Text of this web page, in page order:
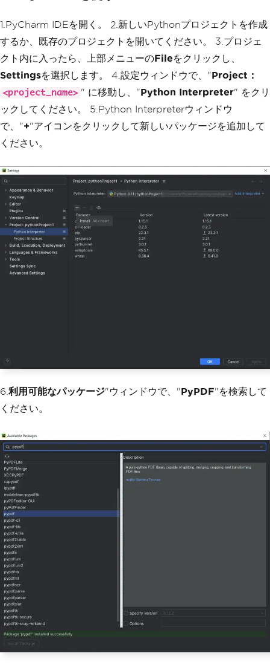
1.PyCharm IDEを開く。 2.新しいPythonプロジェクトを作成
するか、既存のプロジェクトを開いてください。 3.プロジェ
クト内に入ったら、上部メニューのFileをクリックし、
Settingsを選択します。 4.設定ウィンドウで、"Project：
<project_name> " に移動し、"Python Interpreter" をクリ
ックしてください。 5.Python Interpreterウィンドウ
で、"+"アイコンをクリックして新しいパッケージを追加して
ください。
6. 利用可能なパッケージ"ウィンドウで、"PyPDF"を検索して
ください。